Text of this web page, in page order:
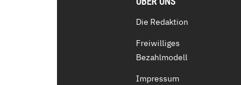
Die Redaktion
Freiwilliges
Bezahlmodell
Impressum